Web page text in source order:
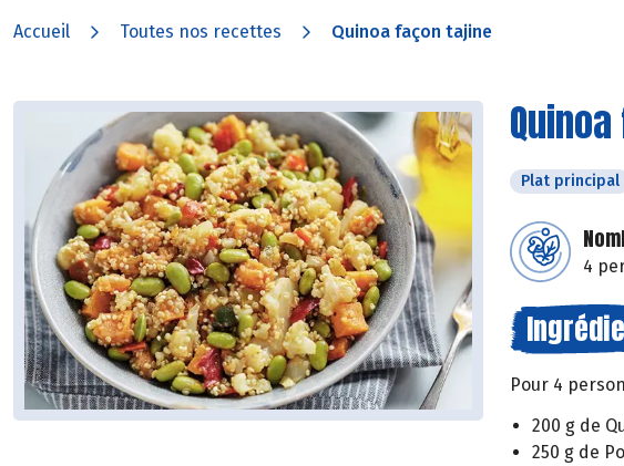
Accueil Toutes nos recettes Quinoa façon tajine
Plat principal
4
Pour 4
200 g de
250 g de